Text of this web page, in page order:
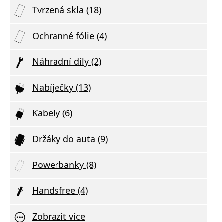
Tvrzená skla (18)
Ochranné fólie (4)
Náhradní díly (2)
Nabíječky (13)
Kabely (6)
Držáky do auta (9)
Powerbanky (8)
Handsfree (4)
Zobrazit více